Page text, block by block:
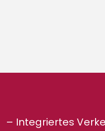
– Integriertes